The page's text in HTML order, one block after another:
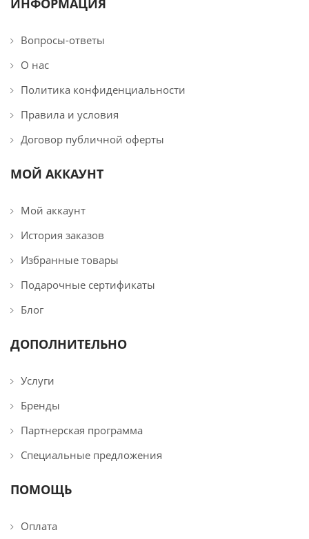
ИНФОРМАЦИЯ
Вопросы-ответы
О нас
Политика конфиденциальности
Правила и условия
Договор публичной оферты
МОЙ АККАУНТ
Мой аккаунт
История заказов
Избранные товары
Подарочные сертификаты
Блог
ДОПОЛНИТЕЛЬНО
Услуги
Бренды
Партнерская программа
Специальные предложения
ПОМОЩЬ
Оплата